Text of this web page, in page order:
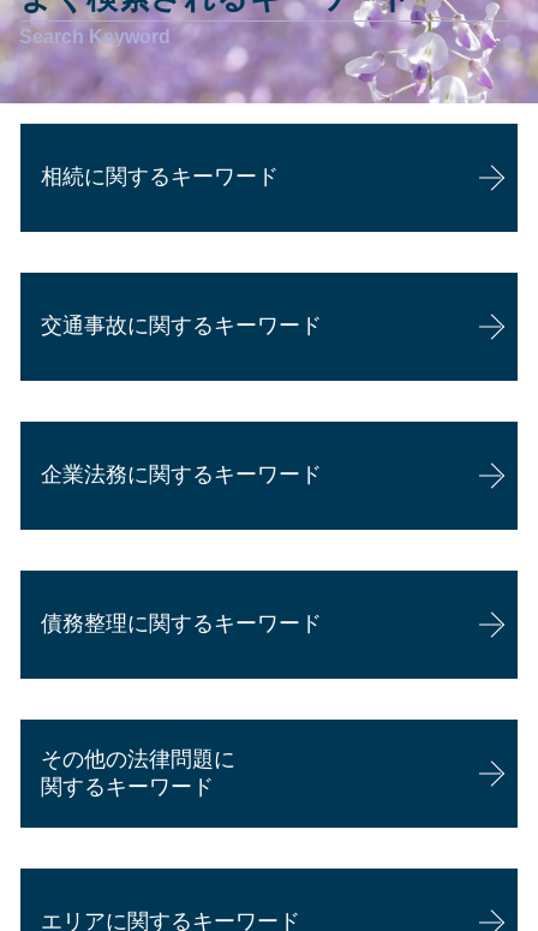
相続に関するキーワード
相続 遺言 効力
相続 進め方
相続 土地 評価
相続 妨害
相続 農地 評価
相続放棄 できない ケース
代襲相続
成年後見
相続 農地
相続 範囲
交通事故に関するキーワード
交通事故 後遺障害
交通事故 弁護士 デメリット
交通事故 休業補償
交通事故 示談金 相場
交通事故 併合14級 慰謝料
後遺障害 弁護士
交通事故 慰謝料 通院日数 少ない
交通事故 頭を打った
追突事故 むちうち
休業損害 計算
交通事故 慰謝料 通院日数
企業法務に関するキーワード
顧問弁護士 年収
カスハラ 対策 企業
企業法務 年収
企業法務 事務所
顧問弁護士 個人 安い
顧問弁護士 メリット
企業法務 弁護士
企業法務 資格
会社 顧問弁護士 個人相談
債務整理に関するキーワード
個人再生 失敗 弁護士費用
個人再生 流れ
自己破産 家族への影響
個人再生 手続き
任意整理 弁護士 選び方
自己破産とは
その他の法律問題に
関するキーワード
労働問題 相談
エリアに関するキーワード